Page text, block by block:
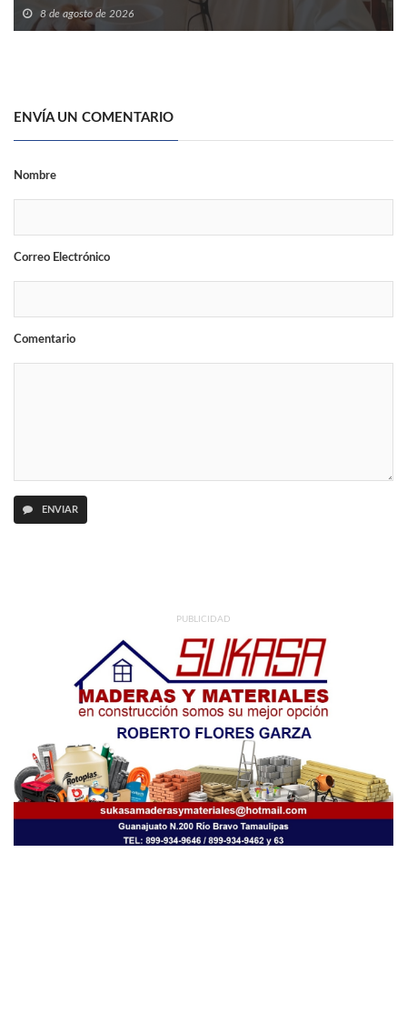
8 de agosto de 2026
ENVÍA UN COMENTARIO
Nombre
Correo Electrónico
Comentario
ENVIAR
PUBLICIDAD